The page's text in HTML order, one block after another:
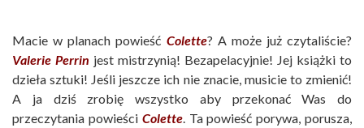
Macie w planach powieść Colette? A może już czytaliście?
Valerie Perrin jest mistrzynią! Bezapelacyjnie! Jej książki to
dzieła sztuki! Jeśli jeszcze ich nie znacie, musicie to zmienić!
A ja dziś zrobię wszystko aby przekonać Was do
przeczytania powieści Colette. Ta powieść porywa, porusza,